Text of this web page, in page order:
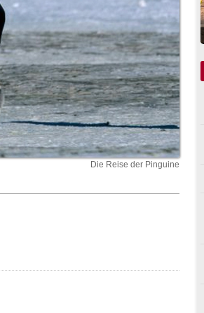
Die Reise der Pinguine